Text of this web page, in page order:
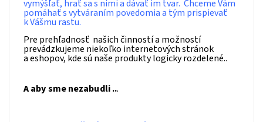
vymýšľať, hrať sa s nimi a dávať im tvar. Chceme Vám
pomáhať s vytváraním povedomia a tým prispievať
k Vášmu rastu.
Pre prehľadnosť našich činností a možností
prevádzkujeme niekoľko internetových stránok
a eshopov, kde sú naše produkty logicky rozdelené..
A aby sme nezabudli ...